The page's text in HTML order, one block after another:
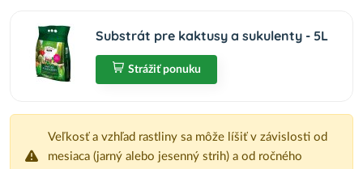
Substrát pre kaktusy a sukulenty - 5L
Strážiť ponuku
Veľkosť a vzhľad rastliny sa môže líšiť v závislosti od
mesiaca (jarný alebo jesenný strih) a od ročného